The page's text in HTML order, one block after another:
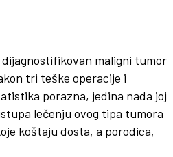
dijagnostifikovan maligni tumor
tri teške operacije i
porazna, jedina nada joj
lečenju ovog tipa tumora
koštaju dosta, a porodica,